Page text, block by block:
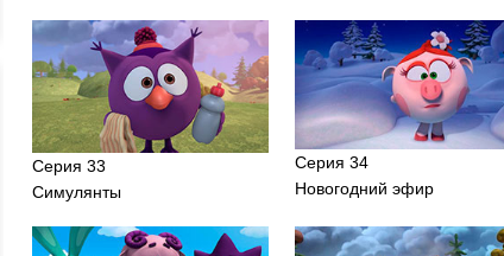
Серия 33
Симулянты
Серия 34
Новогодний эфир